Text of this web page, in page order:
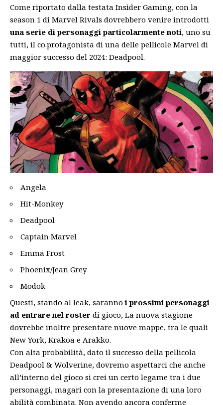
Come riportato dalla testata Insider Gaming, con la
season 1 di Marvel Rivals dovrebbero venire introdotti
una serie di personaggi particolarmente noti, uno su
tutti, il co.protagonista di una delle pellicole Marvel di
maggior successo del 2024: Deadpool.
Angela
Hit-Monkey
Deadpool
Captain Marvel
Emma Frost
Phoenix/Jean Grey
Modok
Questi, stando al leak, sarannoi prossimi personaggi
ad entrare nel roster di gioco, La nuova stagione
dovrebbe inoltre presentare nuove mappe, tra le quali
New York, Krakoa e Arakko.
Con alta probabilità, dato il successo della pellicola
Deadpool & Wolverine, dovremo aspettarci che anche
all’interno del gioco si crei un certo legame tra i due
personaggi, magari con la presentazione di una loro
abilità combinata. Non avendo ancora conferme